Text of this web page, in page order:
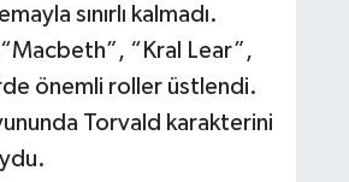
sınırlı kalmadı.
“Kral Lear”,
önemli roller üstlendi.
Torvald karakterini